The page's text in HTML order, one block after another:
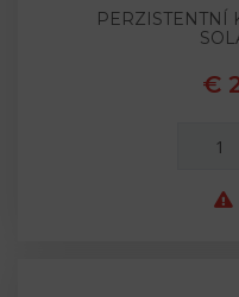
PERZISTENTNÍ
€